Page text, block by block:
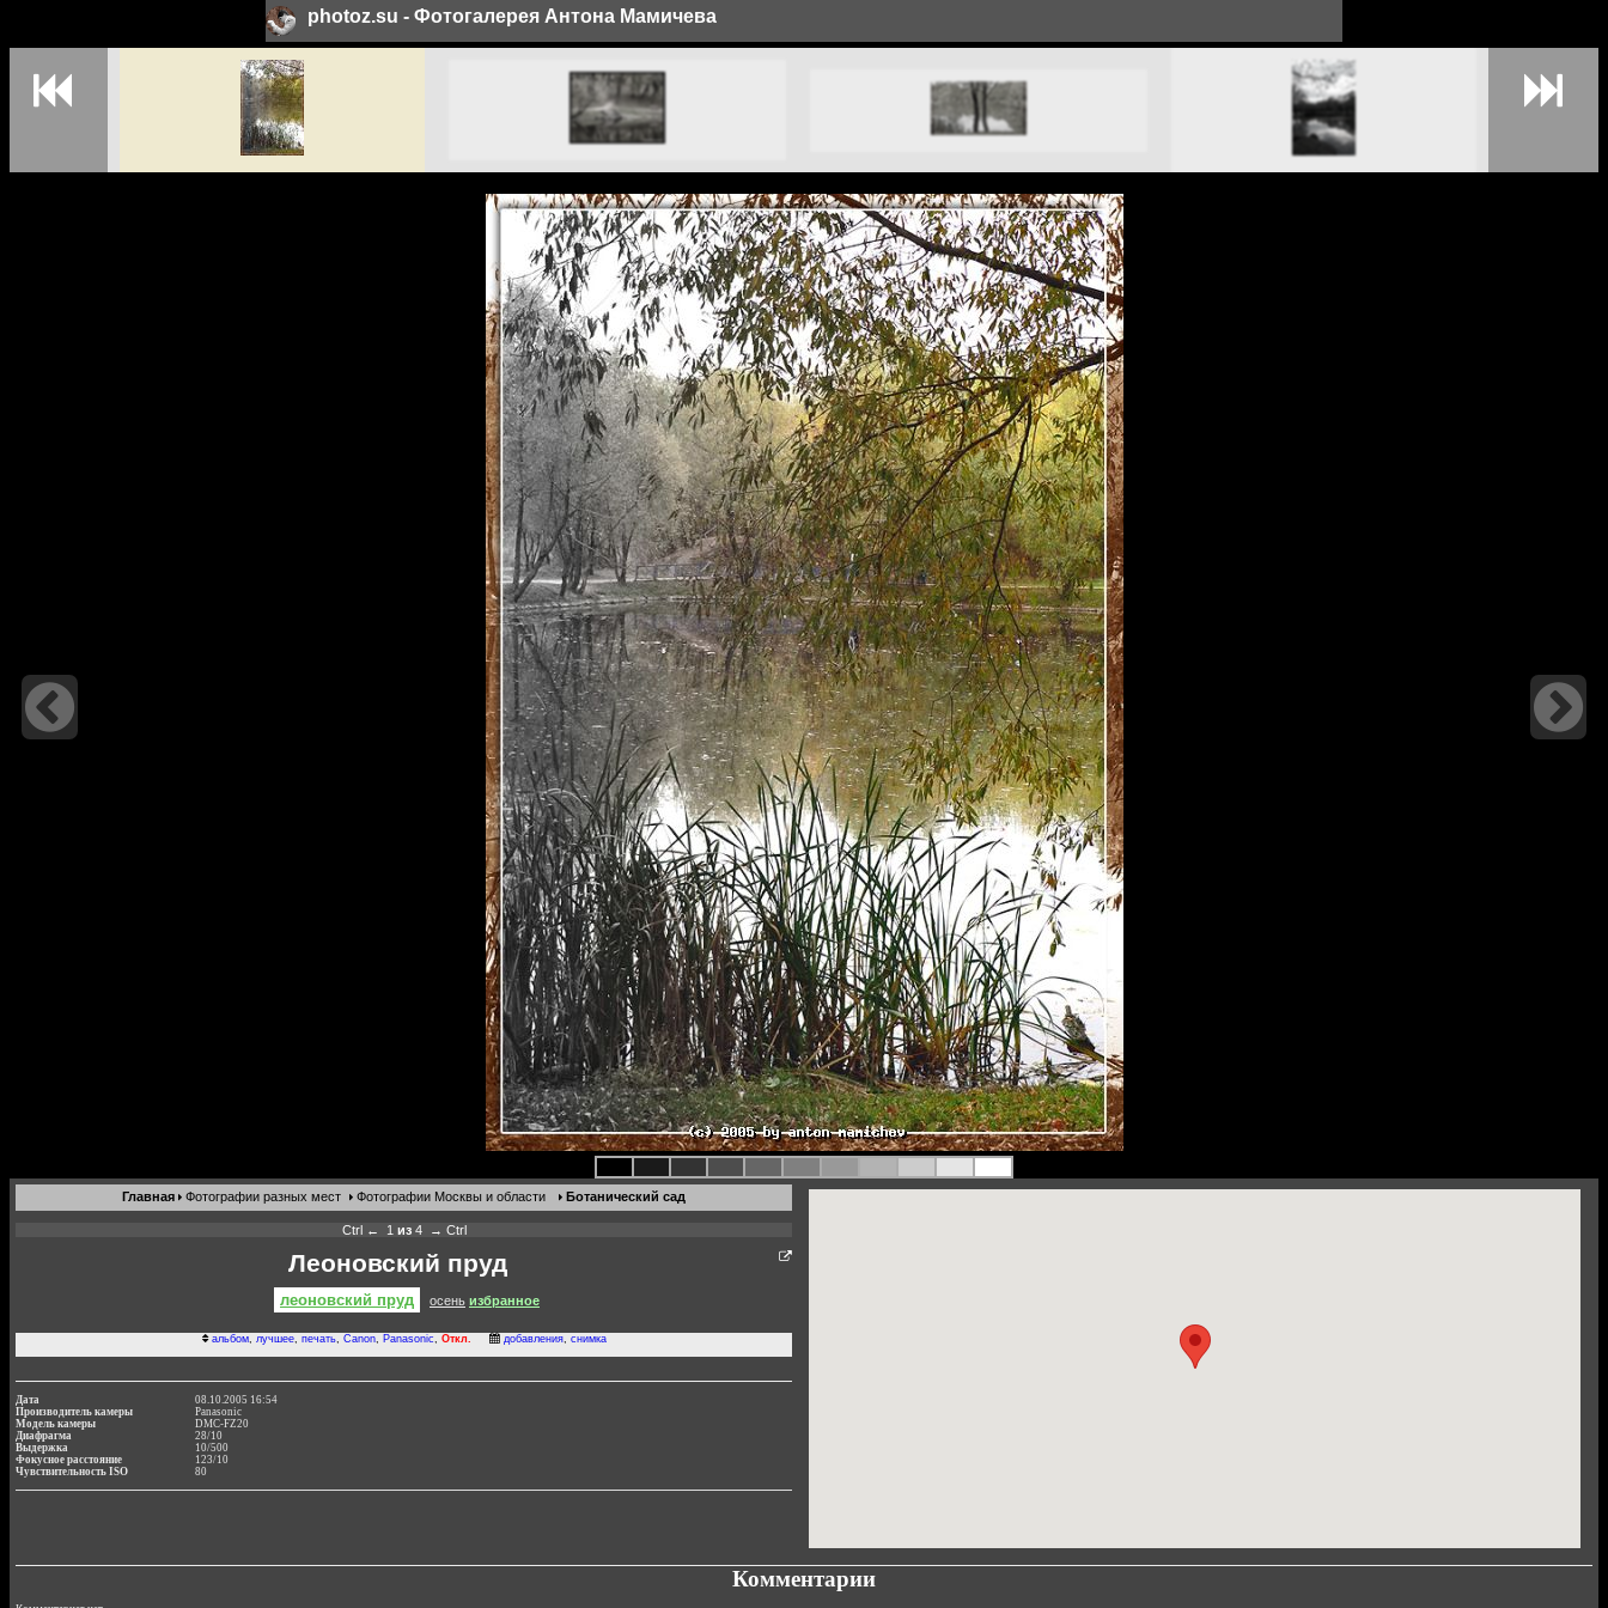
photoz.su - Фотогалерея Антона Мамичева
Комментарии
Главная Фотографии разных мест Фотографии Москвы и области Ботанический сад
Ctrl ← 1 из4 → Ctrl
Леоновский пруд
леоновский пруд осень избранное
альбом, лучшее, печать, Canon, Panasonic, Откл. добавления, снимка
Дата
08.10.2005 16:54
Производитель камеры
Panasonic
Модель камеры
DMC-FZ20
Диафрагма
28/10
Выдержка
10/500
Фокусное расстояние
123/10
Чувствительность ISO
80